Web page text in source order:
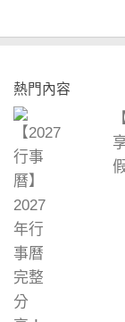
熱門內容